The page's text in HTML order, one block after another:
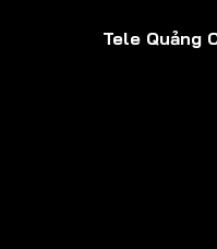
Tele Quảng